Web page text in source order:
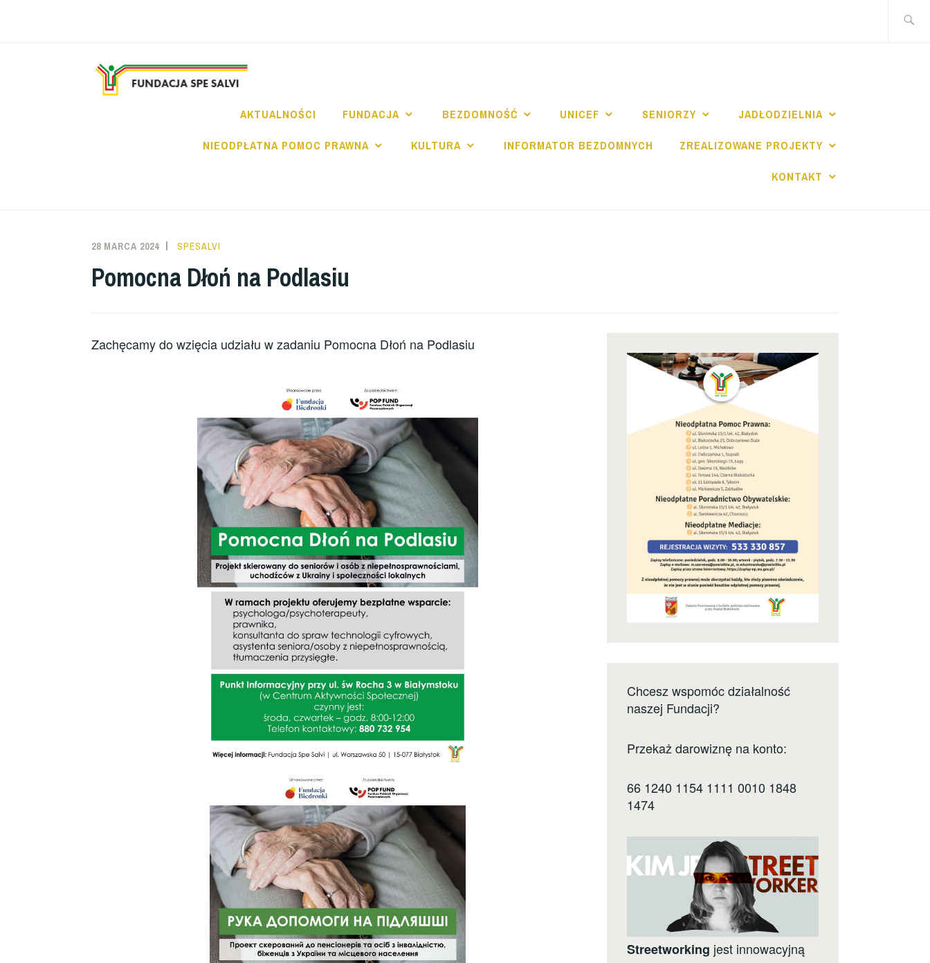
FUNDACJA SPE SALVI
AKTUALNOŚCI FUNDACJA BEZDOMNOŚĆ UNICEF SENIORZY JADŁODZIELNIA
NIEODPŁATNA POMOC PRAWNA KULTURA INFORMATOR BEZDOMNYCH ZREALIZOWANE PROJEKTY
KONTAKT
28 MARCA 2024 SPESALVI
Pomocna Dłoń na Podlasiu
Zachęcamy do wzięcia udziału w zadaniu Pomocna Dłoń na Podlasiu
Chcesz wspomóc działalność
naszej Fundacji?
Przekaż darowiznę na konto:
66 1240 1154 1111 0010 1848
1474
Streetworking jest innowacyjną